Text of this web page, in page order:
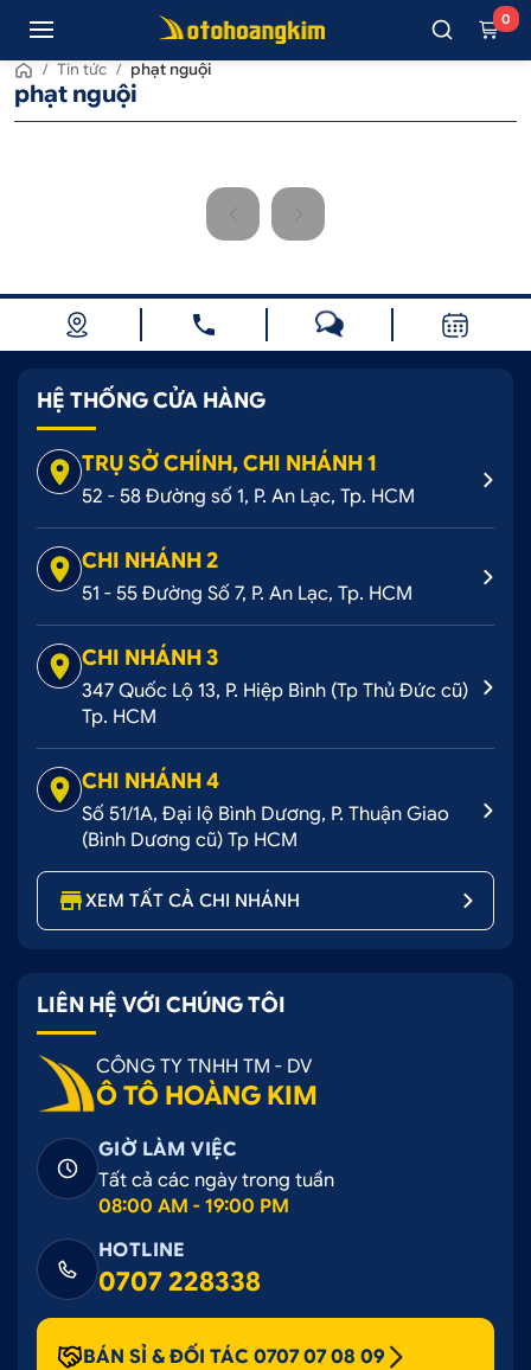
0
/ Tin tức / phạt nguội
phạt nguội
HỆ THỐNG CỬA HÀNG
TRỤ SỞ CHÍNH, CHI NHÁNH 1
52 - 58 Đường số 1, P. An Lạc, Tp. HCM
CHI NHÁNH 2
51 - 55 Đường Số 7, P. An Lạc, Tp. HCM
CHI NHÁNH 3
347 Quốc Lộ 13, P. Hiệp Bình (Tp Thủ Đức cũ)
Tp. HCM
CHI NHÁNH 4
Số 51/1A, Đại lộ Bình Dương, P. Thuận Giao
(Bình Dương cũ) Tp HCM
XEM TẤT CẢ CHI NHÁNH
LIÊN HỆ VỚI CHÚNG TÔI
CÔNG TY TNHH TM - DV
Ô TÔ HOÀNG KIM
GIỜ LÀM VIỆC
Tất cả các ngày trong tuần
08:00 AM - 19:00 PM
HOTLINE
0707 228338
BÁN SỈ & ĐỐI TÁC 0707 07 08 09